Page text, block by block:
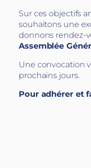
Sur ces objectifs
souhaitons une
donnons rendez-
Assemblée
Une convocation
prochains jours.
Pour adhérer et